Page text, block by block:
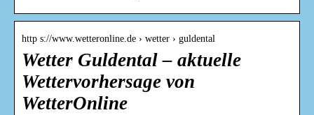
http s://www.wetteronline.de › wetter › guldental
Wetter Guldental – aktuelle
Wettervorhersage von
WetterOnline